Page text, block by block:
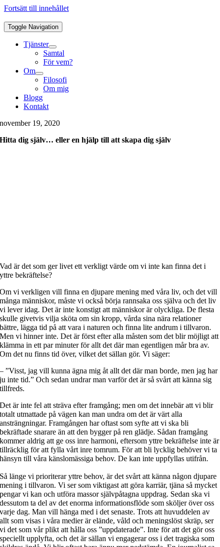
Fortsätt till innehållet
Toggle Navigation
Tjänster
Samtal
För vem?
Om
Filosofi
Om mig
Blogg
Kontakt
november 19, 2020
Hitta dig själv… eller en hjälp till att skapa dig själv
Vad är det som ger livet ett verkligt värde om vi inte kan finna det i
yttre bekräftelse?
Om vi verkligen vill finna en djupare mening med våra liv, och det vill
många människor, måste vi också börja rannsaka oss själva och det liv
vi lever idag. Det är inte konstigt att människor är olyckliga. De flesta
skulle givetvis vilja sköta om sin kropp, vårda sina nära relationer
bättre, lägga tid på att vara i naturen och finna lite andrum i tillvaron.
Men vi hinner inte. Det är först efter alla måsten som det blir möjligt att
klämma in ett par minuter för allt det där man egentligen mår bra av.
Om det nu finns tid över, vilket det sällan gör. Vi säger:
– ”Visst, jag vill kunna ägna mig åt allt det där man borde, men jag har
ju inte tid.” Och sedan undrar man varför det är så svårt att känna sig
tillfreds.
Det är inte fel att sträva efter framgång; men om det innebär att vi blir
totalt utmattade på vägen kan man undra om det är värt alla
ansträngningar. Framgången har oftast som syfte att vi ska bli
bekräftade snarare än att den bygger på ren glädje. Sådan framgång
kommer aldrig att ge oss inre harmoni, eftersom yttre bekräftelse inte är
tillräcklig för att fylla vårt inre tomrum. För att bli lycklig behöver vi ta
hänsyn till våra känslomässiga behov. De kan inte uppfyllas utifrån.
Så länge vi prioriterar yttre behov, är det svårt att känna någon djupare
mening i tillvaron. Vi ser som viktigast att göra karriär, tjäna så mycket
pengar vi kan och utföra massor självpåtagna uppdrag. Sedan ska vi
dessutom ta del av det enorma informationsflöde som sköljer över oss
varje dag. Man vill hänga med i det senaste. Trots att huvuddelen av
allt som visas i våra medier är elände, våld och meningslöst skräp, ser
vi det som vår plikt att hålla oss ”uppdaterade”. Inte för att det gör oss
speciellt upplyfta, och det är sällan vi engagerar oss i det tragiska som